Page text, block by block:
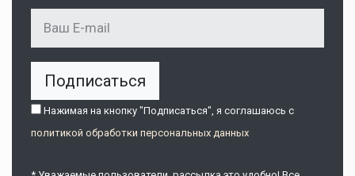
Подписаться
Нажимая на кнопку "Подписаться", я соглашаюсь c
политикой обработки персональных данных